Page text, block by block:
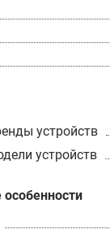
устройств
устройств
особенности